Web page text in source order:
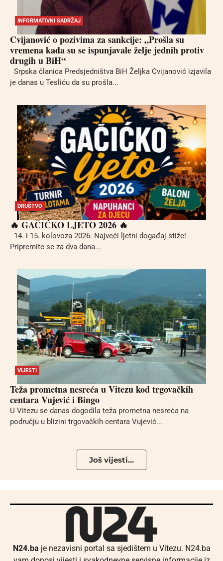
INFORMATIVNI SADRŽAJ
Cvijanović o pozivima za sankcije: „Prošla su
vremena kada su se ispunjavale želje jednih protiv
drugih u BiH“
Srpska članica Predsjedništva BiH Željka Cvijanović izjavila
je danas u Tesliću da su prošla...
DRUŠTVO
🔥 GAČIĆKO LJETO 2026 🔥
14. i 15. kolovoza 2026. Najveći ljetni događaj stiže!
Pripremite se za dva dana...
VIJESTI
Teža prometna nesreća u Vitezu kod trgovačkih
centara Vujević i Bingo
U Vitezu se danas dogodila teža prometna nesreća na
području u blizini trgovačkih centara Vujević...
Još vijesti...
N24.ba je nezavisni portal sa sjedištem u Vitezu. N24.ba